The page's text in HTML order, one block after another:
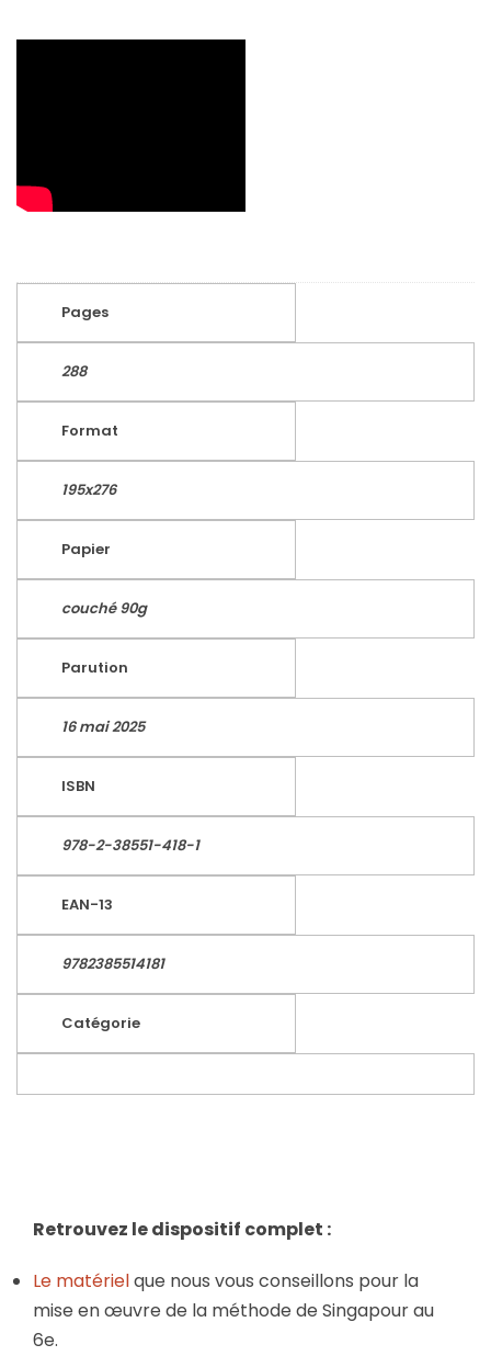
Pages
288
Format
195x276
Papier
couché 90g
Parution
16 mai 2025
ISBN
978-2-38551-418-1
EAN-13
9782385514181
Catégorie
Retrouvez le dispositif complet :
Le matérielque nous vous conseillons pour la
mise en œuvre de la méthode de Singapour au
6e.